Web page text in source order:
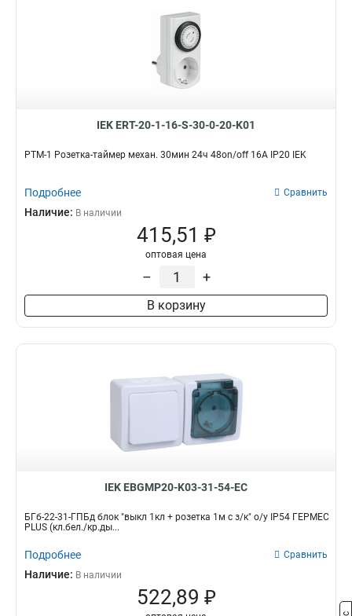
IEK ERT-20-1-16-S-30-0-20-K01
РТМ-1 Розетка-таймер механ. 30мин 24ч 48on/off 16А IP20 IEK
Подробнее Сравнить
Наличие: В наличии
415,51 ₽
оптовая цена
– +
В корзину
IEK EBGMP20-K03-31-54-EC
БГб-22-31-ГПБд блок "выкл 1кл + розетка 1м с з/к" о/у IP54 ГЕРМЕС
PLUS (кл.бел./кр.ды...
Подробнее Сравнить
Наличие: В наличии
522,89 ₽